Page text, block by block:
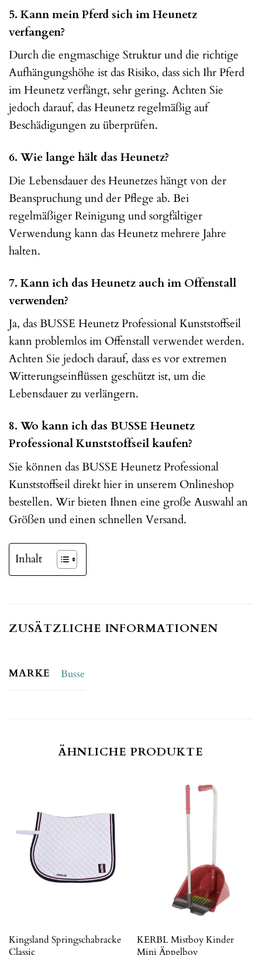
5. Kann mein Pferd sich im Heunetz
verfangen?
Durch die engmaschige Struktur und die richtige
Aufhängungshöhe ist das Risiko, dass sich Ihr Pferd
im Heunetz verfängt, sehr gering. Achten Sie
jedoch darauf, das Heunetz regelmäßig auf
Beschädigungen zu überprüfen.
6. Wie lange hält das Heunetz?
Die Lebensdauer des Heunetzes hängt von der
Beanspruchung und der Pflege ab. Bei
regelmäßiger Reinigung und sorgfältiger
Verwendung kann das Heunetz mehrere Jahre
halten.
7. Kann ich das Heunetz auch im Offenstall
verwenden?
Ja, das BUSSE Heunetz Professional Kunststoffseil
kann problemlos im Offenstall verwendet werden.
Achten Sie jedoch darauf, dass es vor extremen
Witterungseinflüssen geschützt ist, um die
Lebensdauer zu verlängern.
8. Wo kann ich das BUSSE Heunetz
Professional Kunststoffseil kaufen?
Sie können das BUSSE Heunetz Professional
Kunststoffseil direkt hier in unserem Onlineshop
bestellen. Wir bieten Ihnen eine große Auswahl an
Größen und einen schnellen Versand.
Inhalt
ZUSÄTZLICHE INFORMATIONEN
MARKE Busse
ÄHNLICHE PRODUKTE
Kingsland Springschabracke
Classic
KERBL Mistboy Kinder
Mini Äppelboy